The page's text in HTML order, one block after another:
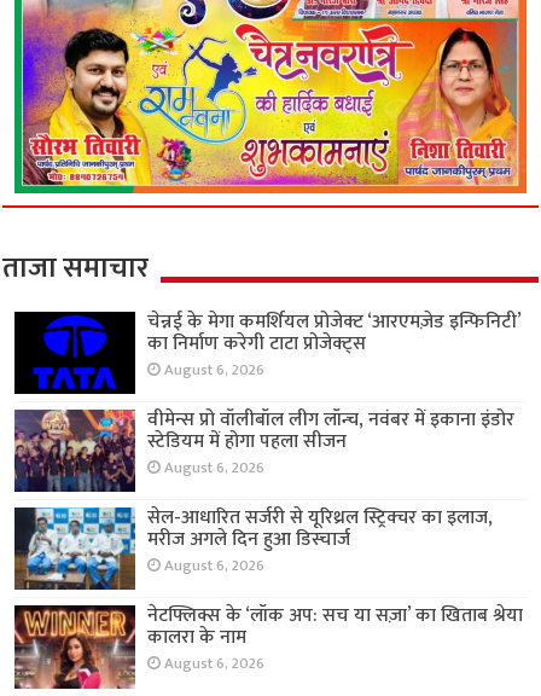
ताजा समाचार
चेन्नई के मेगा कमर्शियल प्रोजेक्ट ‘आरएमज़ेड इन्फिनिटी’
का निर्माण करेगी टाटा प्रोजेक्ट्स
August 6, 2026
वीमेन्स प्रो वॉलीबॉल लीग लॉन्च, नवंबर में इकाना इंडोर
स्टेडियम में होगा पहला सीजन
August 6, 2026
सेल-आधारित सर्जरी से यूरिथ्रल स्ट्रिक्चर का इलाज,
मरीज अगले दिन हुआ डिस्चार्ज
August 6, 2026
नेटफ्लिक्स के ‘लॉक अप: सच या सज़ा’ का खिताब श्रेया
कालरा के नाम
August 6, 2026